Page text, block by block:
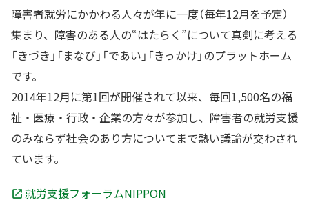
障害者就労にかかわる人々が年に一度（毎年12月を予定）
集まり、障害のある人の“はたらく”について真剣に考える
「きづき」「まなび」「であい」「きっかけ」のプラットホーム
です。
2014年12月に第1回が開催されて以来、毎回1,500名の福
祉・医療・行政・企業の方々が参加し、障害者の就労支援
のみならず社会のあり方についてまで熱い議論が交わされ
ています。
就労支援フォーラムNIPPON